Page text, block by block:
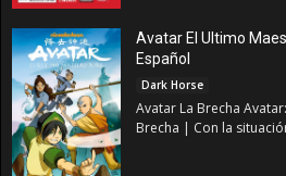
Avatar El Ultimo
Español
Dark Horse
Avatar La Brecha
Brecha | Con la